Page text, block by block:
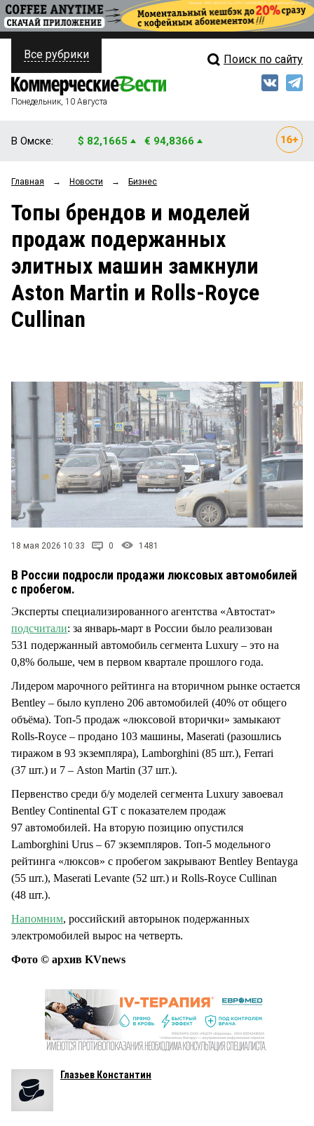
ПОЛИТИКА
ФИНАНСЫ
ОБЩЕСТВО
ЗАКОН
НОВОСТИ КОМПАНИЙ
ПРОИСШЕСТВИЯ
СТИЛЬ ЖИЗНИ
Свежий выпуск
Рейтинги
Блоги
Архив
Все рубрики Поиск по сайту
Понедельник, 10 Августа
В Омске: $ 82,1665 € 94,8366
Главная → Новости → Бизнес
Топы брендов и моделей
продаж подержанных
элитных машин замкнули
Aston Martin и Rolls-Royce
Cullinan
18 мая 2026 10:33 0 1481
В России подросли продажи люксовых автомобилей
с пробегом.
Эксперты специализированного агентства «Автостат»
подсчитали: за январь-март в России было реализован
531 подержанный автомобиль сегмента Luxury – это на
0,8% больше, чем в первом квартале прошлого года.
Лидером марочного рейтинга на вторичном рынке остается
Bentley – было куплено 206 автомобилей (40% от общего
объёма). Топ-5 продаж «люксовой вторички» замыкают
Rolls-Royce – продано 103 машины, Maserati (разошлись
тиражом в 93 экземпляра), Lamborghini (85 шт.), Ferrari
(37 шт.) и 7 – Aston Martin (37 шт.).
Первенство среди б/у моделей сегмента Luxury завоевал
Bentley Continental GT с показателем продаж
97 автомобилей. На вторую позицию опустился
Lamborghini Urus – 67 экземпляров. Топ-5 модельного
рейтинга «люксов» с пробегом закрывают Bentley Bentayga
(55 шт.), Maserati Levante (52 шт.) и Rolls-Royce Cullinan
(48 шт.).
Напомним, российский авторынок подержанных
электромобилей вырос на четверть.
Фото © архив KVnews
Глазьев Константин